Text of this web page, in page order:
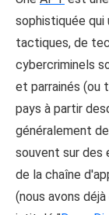
sophistiquée qui
tactiques, de
cybercriminels
et parrainés (ou
pays à partir
généralement
souvent sur des
de la chaîne
(nous avons